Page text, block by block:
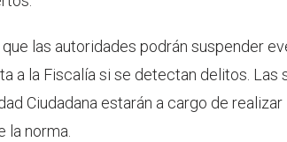
las autoridades podrán suspender
a la Fiscalía si se detectan delitos. Las
Ciudadana estarán a cargo de
la norma.